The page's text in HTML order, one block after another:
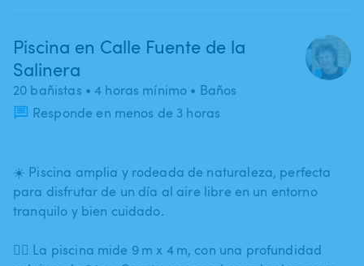
Piscina en Calle Fuente de la
Salinera
20 bañistas • 4 horas mínimo • Baños
Responde en menos de 3 horas
☀️ Piscina amplia y rodeada de naturaleza​,​ perfecta
para disfrutar de un día al aire libre en un entorno
tranquilo y bien cuidado.
🏊‍♀️ La piscina mide 9 m x 4 m​,​ con una profundidad